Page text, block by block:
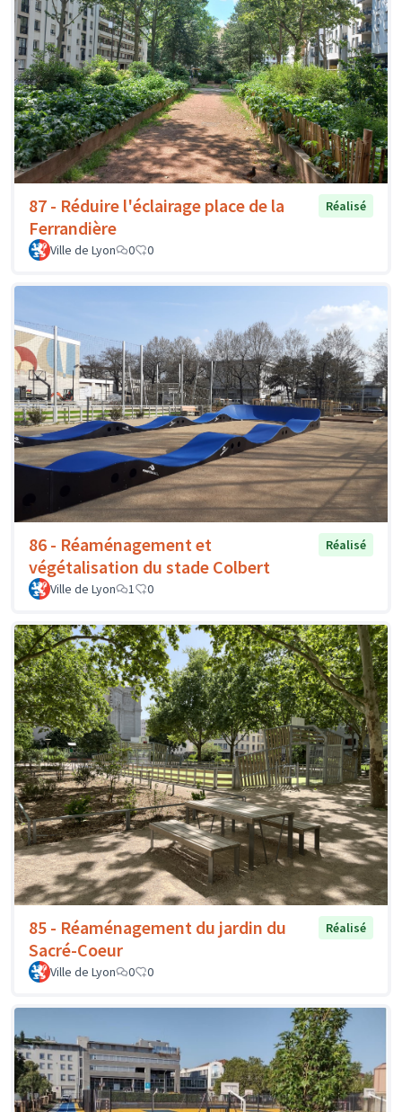
87 - Réduire l'éclairage place de la
Ferrandière
Réalisé
Ville de Lyon 0 0
86 - Réaménagement et
végétalisation du stade Colbert
Réalisé
Ville de Lyon 1 0
85 - Réaménagement du jardin du
Sacré-Coeur
Réalisé
Ville de Lyon 0 0